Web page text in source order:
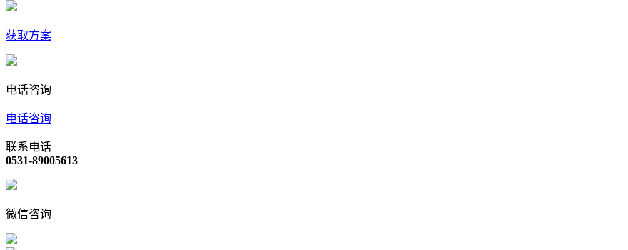
获取方案
电话咨询
电话咨询
联系电话
0531-89005613
微信咨询